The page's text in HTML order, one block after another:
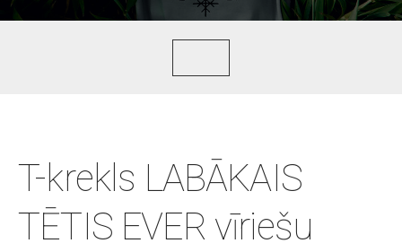
T-krekls LABĀKAIS
TĒTIS EVER vīriešu